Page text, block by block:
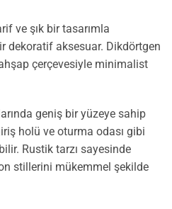
ve şık bir tasarımla
dekoratif aksesuar. Dikdörtgen
çerçevesiyle minimalist
geniş bir yüzeye sahip
holü ve oturma odası gibi
Rustik tarzı sayesinde
stillerini mükemmel şekilde